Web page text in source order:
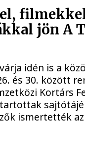
jön A
idén is a
és 30. között
Kortárs
ismertették